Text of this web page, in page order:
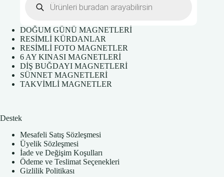
search
DOĞUM GÜNÜ MAGNETLERİ
RESİMLİ KÜRDANLAR
RESİMLİ FOTO MAGNETLER
6 AY KINASI MAGNETLERİ
DİŞ BUĞDAYI MAGNETLERİ
SÜNNET MAGNETLERİ
TAKVİMLİ MAGNETLER
Destek
Mesafeli Satış Sözleşmesi
Üyelik Sözleşmesi
İade ve Değişim Koşulları
Ödeme ve Teslimat Seçenekleri
Gizlilik Politikası